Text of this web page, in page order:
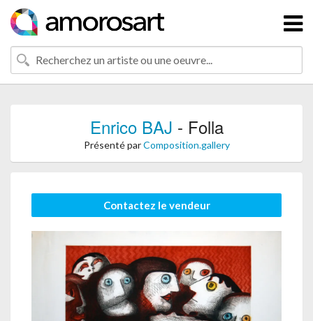
Enrico BAJ - Folla
Présenté parComposition.gallery
Contactez le vendeur